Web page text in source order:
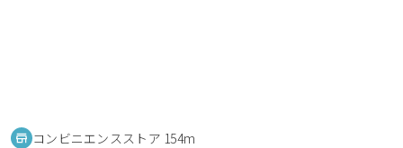
コンビニエンスストア 154m